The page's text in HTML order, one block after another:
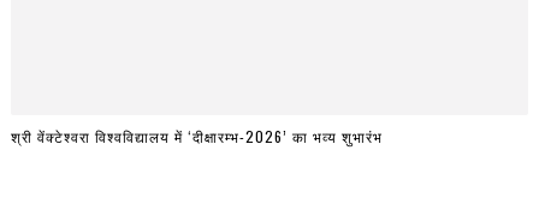
श्री वेंक्टेश्वरा विश्वविद्यालय में ‘दीक्षारम्भ-2026’ का भव्य शुभारंभ